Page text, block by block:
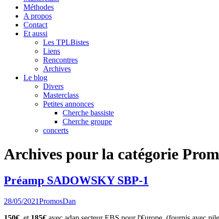
Méthodes
A propos
Contact
Et aussi
Les TPLBistes
Liens
Rencontres
Archives
Le blog
Divers
Masterclass
Petites annonces
Cherche bassiste
Cherche groupe
concerts
Archives pour la catégorie
Préamp SADOWSKY SBP-1
28/05/2021PromosDan